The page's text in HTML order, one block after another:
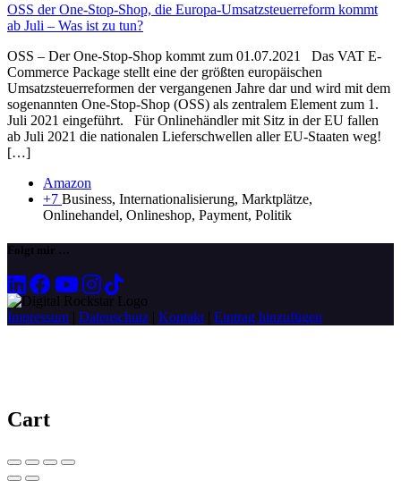
OSS der One-Stop-Shop, die Europa-Umsatzsteuerreform kommt
ab Juli – Was ist zu tun?
OSS – Der One-Stop-Shop kommt zum 01.07.2021 Das VAT E-
Commerce Package stellt eine der größten europäischen
Umsatzsteuerreformen der vergangenen Jahre dar und wird mit dem
sogenannten One-Stop-Shop (OSS) als zentralem Element zum 1.
Juli 2021 eingeführt. Für Onlinehändler mit Sitz in der EU fallen
ab Juli 2021 die nationalen Lieferschwellen aller EU-Staaten weg!
[…]
Amazon
+7 Business, Internationalisierung, Marktplätze,
Onlinehandel, Onlineshop, Payment, Politik
Folgt mir …
Impressum | Datenschutz | Kontakt | Eintrag hinzufügen
Cart